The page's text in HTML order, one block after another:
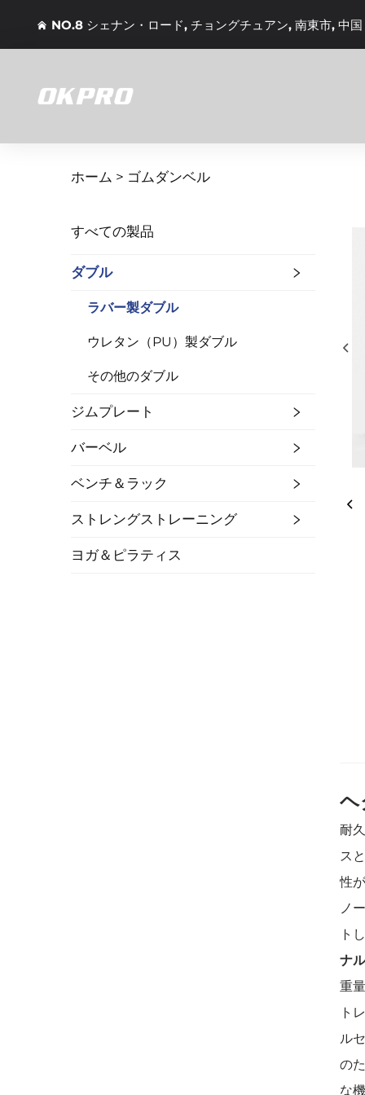
NO.8 シェナン・ロード, チョングチュアン, 南東市, 中国
ホーム > ゴムダンベル
すべての製品
ダブル
ラバー製ダブル
ウレタン（PU）製ダブル
その他のダブル
ジムプレート
バーベル
ベンチ＆ラック
ストレングストレーニング
ヨガ＆ピラティス
ヘ
耐
ス
性
ノ
ト
ナ
重
ト
ル
の
な